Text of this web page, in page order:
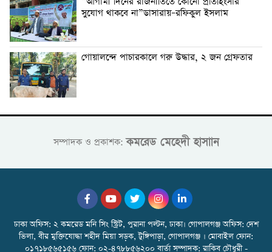
সুযোগ থাকবে না”ডাসারায়–রফিকুল ইসলাম
গোয়ালন্দে পাচারকালে গরু উদ্ধার, ২ জন গ্রেফতার
সম্পাদক ও প্রকাশক:কমরেড মেহেদী হাসাান
ঢাকা অফিস: ২ কমরেড মনি সিং স্ট্রিট, পুরানা পল্টন, ঢাকা। গোপালগঞ্জ অফিস: দেশ
ভিলা, বীর মুক্তিযোদ্ধা শহীদ মিয়া সড়ক, টুঙ্গিপাড়া, গোপালগঞ্জ । মোবাইল ফোন:
০১৭১৮৫৬৫১৫৬ ফোন: ০২-৪৭৮৮৫৬২০০ বার্তা সম্পাদক: রাকিব চৌধুরী -